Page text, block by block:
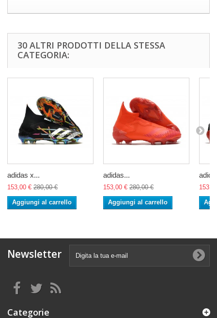
30 ALTRI PRODOTTI DELLA STESSA
CATEGORIA:
adidas x...
153,00 € 280,00 €
Aggiungi al carrello
adidas...
153,00 € 280,00 €
Aggiungi al carrello
Newsletter
Categorie